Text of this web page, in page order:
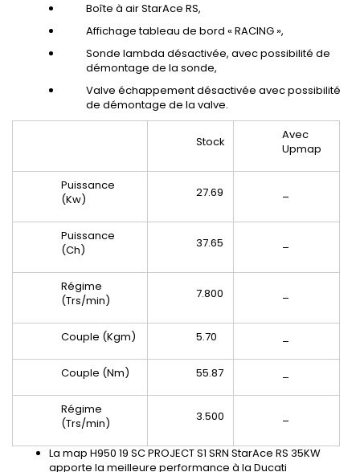
Boîte à air StarAce RS,
Affichage tableau de bord « RACING »,
Sonde lambda désactivée, avec possibilité de
démontage de la sonde,
Valve échappement désactivée avec possibilité
de démontage de la valve.
Stock
Avec
Upmap
Puissance
(Kw)
27.69
Puissance
(Ch)
37.65
Régime
(Trs/min)
7.800
Couple (Kgm) 5.70
Couple (Nm) 55.87
Régime
(Trs/min)
3.500
La map H950 19 SC PROJECT S1 SRN StarAce RS 35KW
apporte la meilleure performance à la Ducati